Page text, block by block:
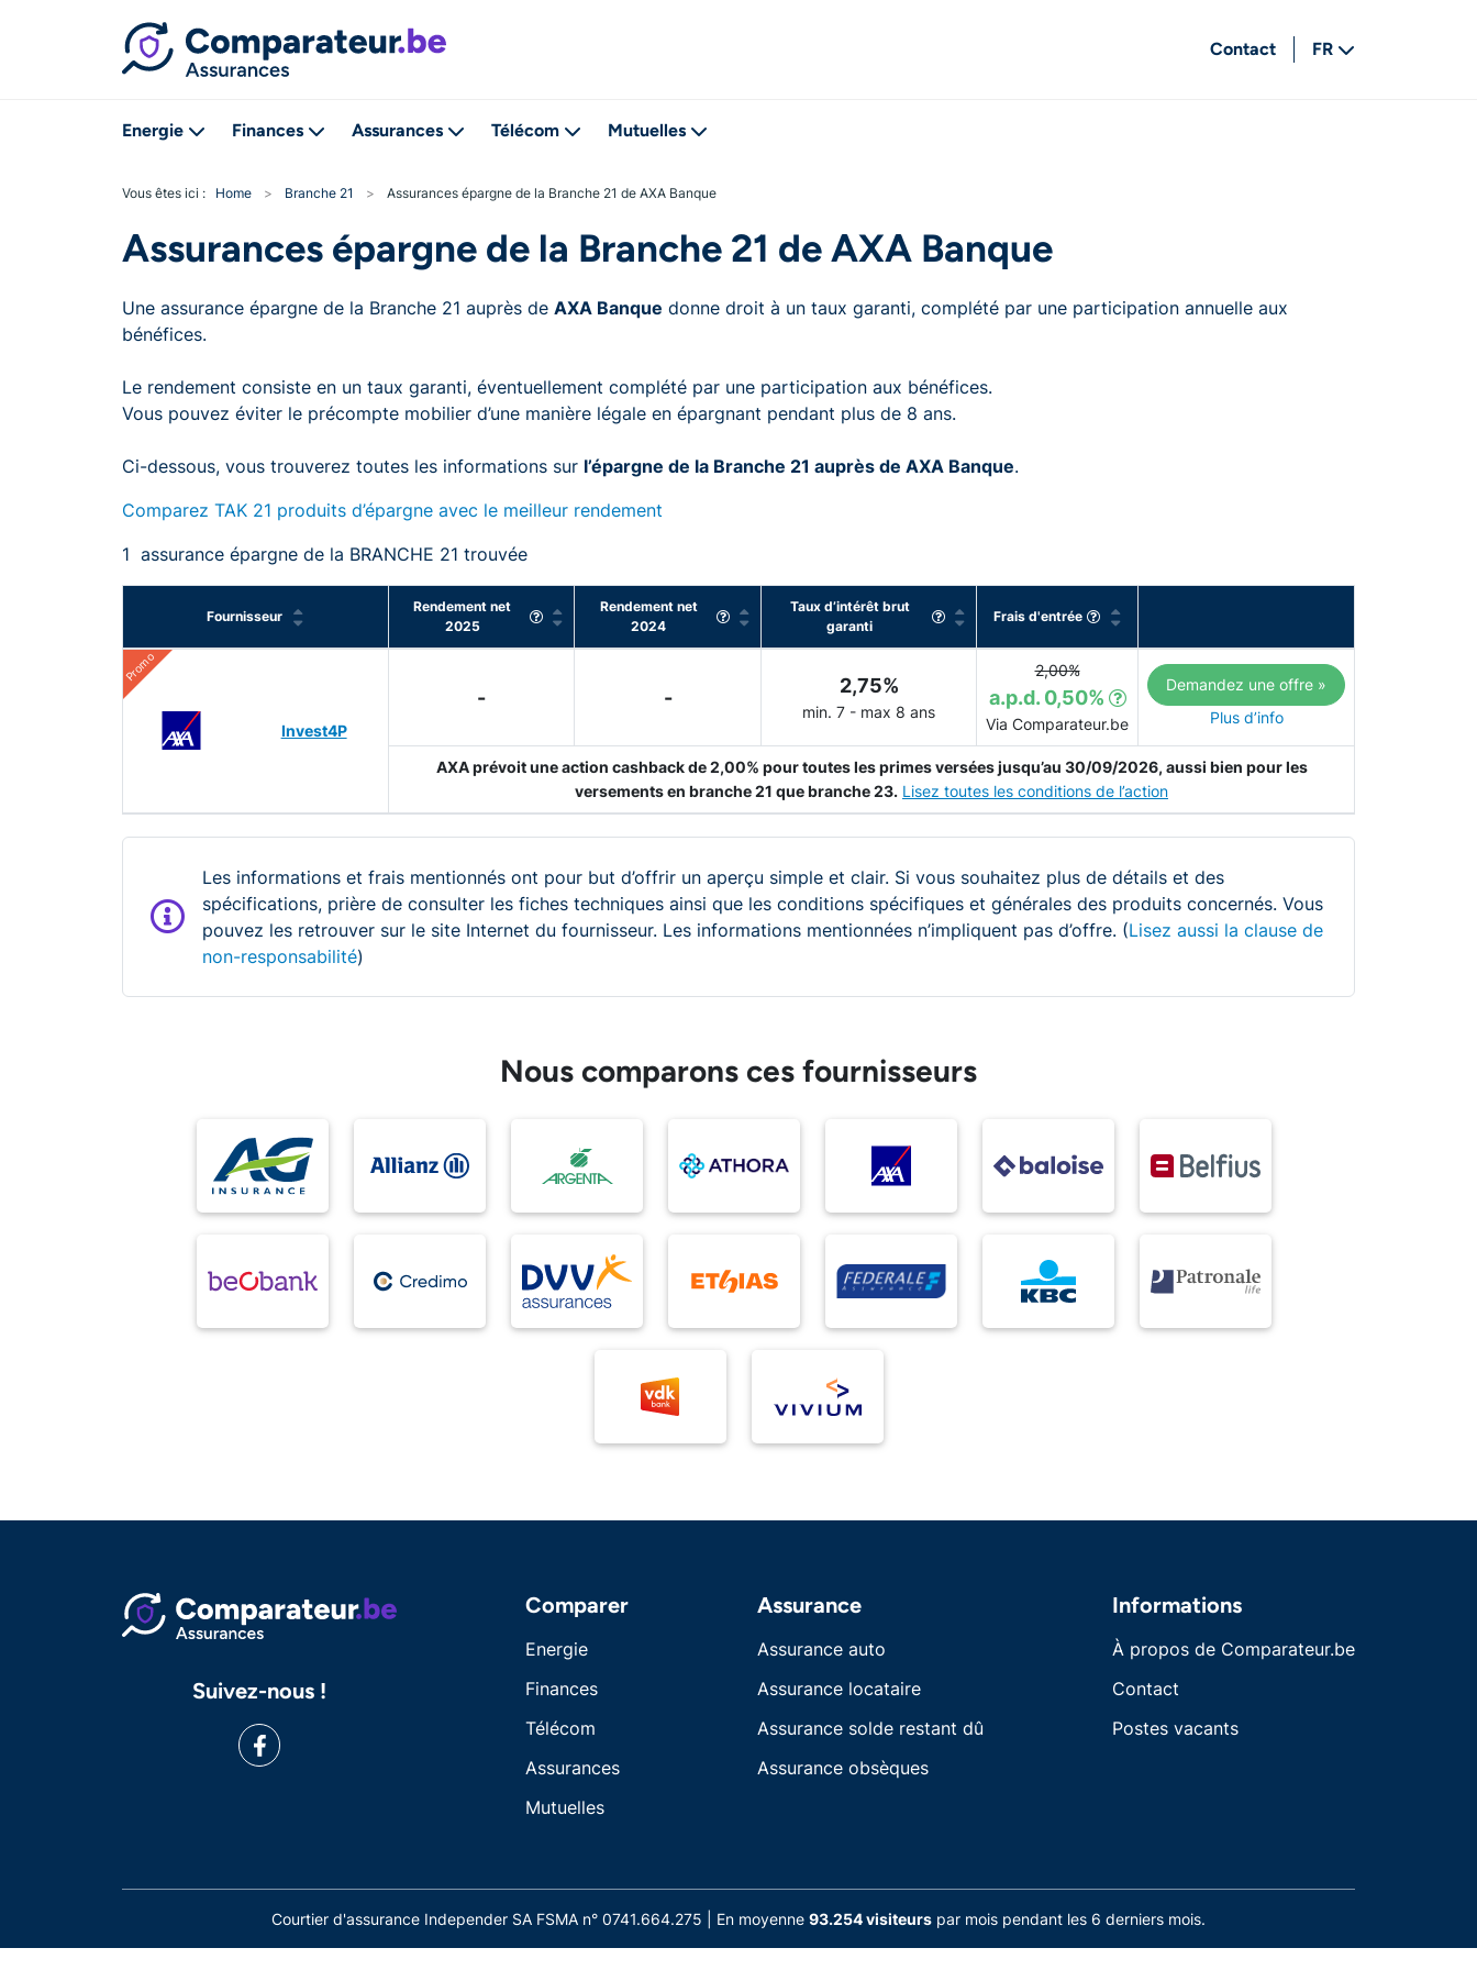
Contact
FR
Energie Finances Assurances Télécom Mutuelles
Vous êtes ici : Home > Branche 21 > Assurances épargne de la Branche 21 de AXA Banque
Assurances épargne de la Branche 21 de AXA Banque
Une assurance épargne de la Branche 21 auprès de AXA Banque donne droit à un taux garanti, complété par une participation annuelle aux
bénéfices.
Le rendement consiste en un taux garanti, éventuellement complété par une participation aux bénéfices.
Vous pouvez éviter le précompte mobilier d’une manière légale en épargnant pendant plus de 8 ans.
Ci-dessous, vous trouverez toutes les informations sur l’épargne de la Branche 21 auprès de AXA Banque.
Comparez TAK 21 produits d’épargne avec le meilleur rendement
1 assurance épargne de la BRANCHE 21 trouvée
Fournisseur
Rendement net
2025
Rendement net
2024
Taux d’intérêt brut
garanti
Frais d'entrée
Promo
Invest4P
- -
2,75%
min. 7 - max 8 ans
2,00%
a.p.d. 0,50%
Via Comparateur.be
Demandez une offre »
Plus d’info
AXA prévoit une action cashback de 2,00% pour toutes les primes versées jusqu’au 30/09/2026, aussi bien pour les
versements en branche 21 que branche 23. Lisez toutes les conditions de l’action
Les informations et frais mentionnés ont pour but d’offrir un aperçu simple et clair. Si vous souhaitez plus de détails et des
spécifications, prière de consulter les fiches techniques ainsi que les conditions spécifiques et générales des produits concernés. Vous
pouvez les retrouver sur le site Internet du fournisseur. Les informations mentionnées n’impliquent pas d’offre. (Lisez aussi la clause de
non-responsabilité)
Nous comparons ces fournisseurs
Suivez-nous !
Comparer
Energie
Finances
Télécom
Assurances
Mutuelles
Assurance
Assurance auto
Assurance locataire
Assurance solde restant dû
Assurance obsèques
Informations
À propos de Comparateur.be
Contact
Postes vacants
Courtier d'assurance Independer SA FSMA n° 0741.664.275 | En moyenne 93.254 visiteurs par mois pendant les 6 derniers mois.